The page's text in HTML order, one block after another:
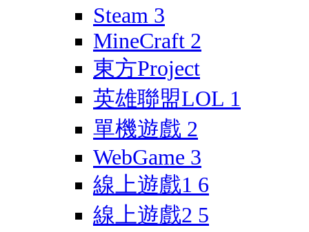
Steam 3
MineCraft 2
東方Project
英雄聯盟LOL 1
單機遊戲 2
WebGame 3
線上遊戲1 6
線上遊戲2 5